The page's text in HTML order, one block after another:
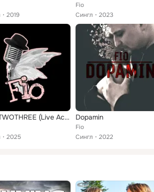
2019
Fio
Сингл
2023
ONETWOTHREE (Live Accoustic)
2025
Dopamin
Fio
Сингл
2022